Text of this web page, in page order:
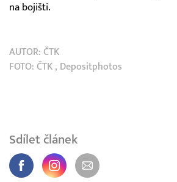
na bojišti.
AUTOR: ČTK
FOTO: ČTK , Depositphotos
Sdílet článek